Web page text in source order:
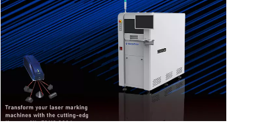
έκθεση στον κόσμο για την ανάπτυξη και παραγωγή
ηλεκτρονικών ειδών, Productronica i 202,
25 Δεκεμβρίου 2024